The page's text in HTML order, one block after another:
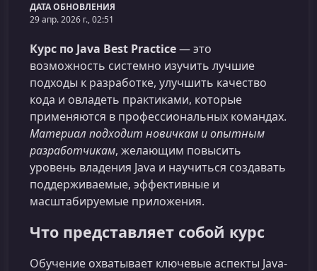
ДАТА ОБНОВЛЕНИЯ
29 апр. 2026 г., 02:51
Курс по Java Best Practice— это
возможность системно изучить лучшие
подходы к разработке, улучшить качество
кода и овладеть практиками, которые
применяются в профессиональных командах.
Материал подходит новичкам и опытным
разработчикам, желающим повысить
уровень владения Java и научиться создавать
поддерживаемые, эффективные и
масштабируемые приложения.
Что представляет собой курс
Обучение охватывает ключевые аспекты Java-